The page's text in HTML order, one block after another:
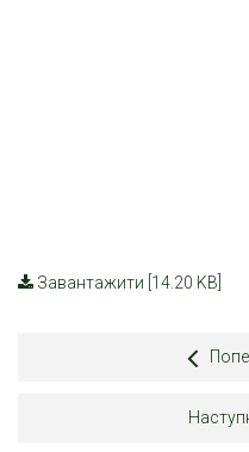
Завантажити [14.20 KB]